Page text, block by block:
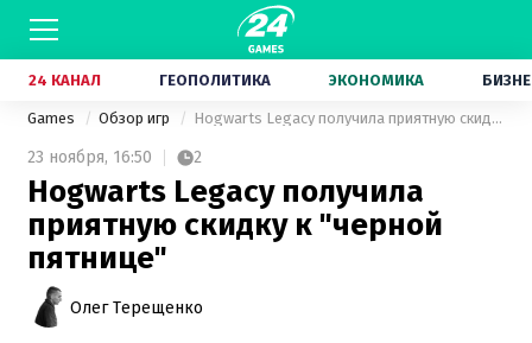
24 КАНАЛ ГЕОПОЛИТИКА ЭКОНОМИКА
Games Обзор игр Hogwarts Legacy получила приятную скидку к "черной пятнице"
23 ноября, 16:50 2
Hogwarts Legacy получила
приятную скидку к "черной
пятнице"
Олег Терещенко